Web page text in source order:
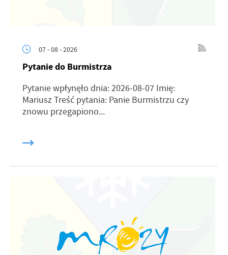
07 - 08 - 2026
Pytanie do Burmistrza
Pytanie wpłynęło dnia: 2026-08-07 Imię:
Mariusz Treść pytania: Panie Burmistrzu czy
znowu przegapiono...